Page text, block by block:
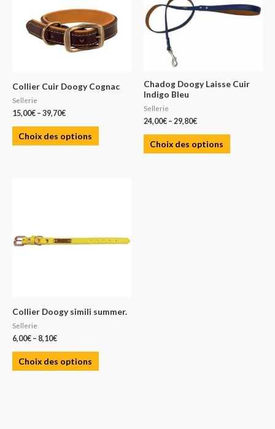
Collier Cuir Doogy Cognac
Sellerie
15,00€ – 39,70€
Choix des options
Chadog Doogy Laisse Cuir
Indigo Bleu
Sellerie
24,00€ – 29,80€
Choix des options
Collier Doogy simili summer.
Sellerie
6,00€ – 8,10€
Choix des options